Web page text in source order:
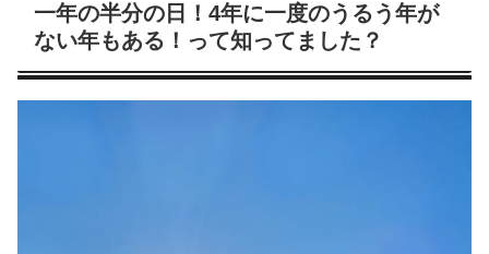
一年の半分の日！4年に一度のうるう年が
ない年もある！って知ってました？